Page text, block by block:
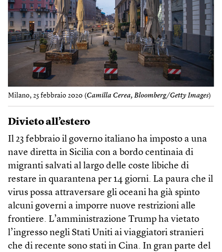
Milano, 25 febbraio 2020 (Camilla Cerea, Bloomberg/Getty Images)
Divieto all’estero
Il 23 febbraio il governo italiano ha imposto a una
nave diretta in Sicilia con a bordo centinaia di
migranti salvati al largo delle coste libiche di
restare in quarantena per 14 giorni. La paura che il
virus possa attraversare gli oceani ha già spinto
alcuni governi a imporre nuove restrizioni alle
frontiere. L’amministrazione Trump ha vietato
l’ingresso negli Stati Uniti ai viaggiatori stranieri
che di recente sono stati in Cina. In gran parte del